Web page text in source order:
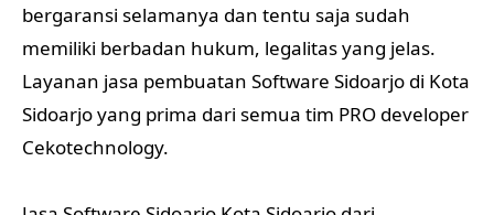
bergaransi selamanya dan tentu saja sudah
memiliki berbadan hukum, legalitas yang jelas.
Layanan jasa pembuatan Software Sidoarjo di Kota
Sidoarjo yang prima dari semua tim PRO developer
Cekotechnology.